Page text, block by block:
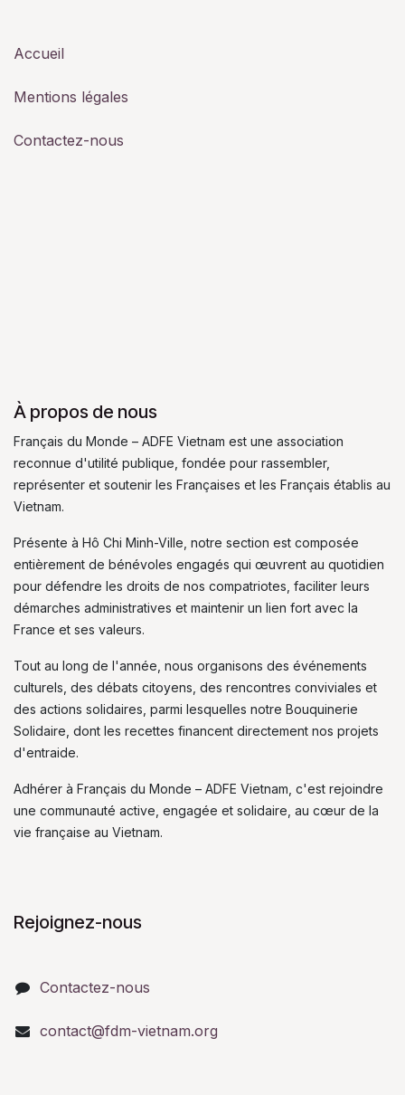
Accueil
Mentions légales
Contactez-nous
À propos de nous
Français du Monde – ADFE Vietnam est une association
reconnue d'utilité publique, fondée pour rassembler,
représenter et soutenir les Françaises et les Français établis au
Vietnam.
Présente à Hô Chi Minh-Ville, notre section est composée
entièrement de bénévoles engagés qui œuvrent au quotidien
pour défendre les droits de nos compatriotes, faciliter leurs
démarches administratives et maintenir un lien fort avec la
France et ses valeurs.
Tout au long de l'année, nous organisons des événements
culturels, des débats citoyens, des rencontres conviviales et
des actions solidaires, parmi lesquelles notre Bouquinerie
Solidaire, dont les recettes financent directement nos projets
d'entraide.
Adhérer à Français du Monde – ADFE Vietnam, c'est rejoindre
une communauté active, engagée et solidaire, au cœur de la
vie française au Vietnam.
Rejoignez-nous
Contactez-nous
contact@fdm-vietnam.org